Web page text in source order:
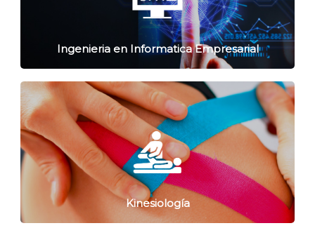
Ingenieria en Informatica Empresarial
Kinesiología